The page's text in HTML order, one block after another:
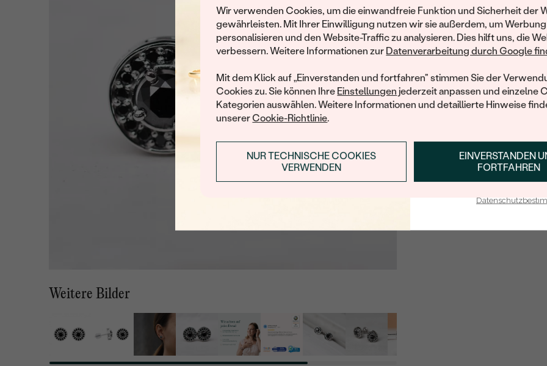
Wir verwenden Cookies, um die einwandfreie Funktion und Sicherheit der
gewährleisten. Mit Ihrer Einwilligung nutzen wir sie außerdem, um Werbung
personalisieren und den Website-Traffic zu analysieren. Dies hilft uns, die
verbessern. Weitere Informationen zur Datenverarbeitung durch Google
Mit dem Klick auf „Einverstanden und fortfahren" stimmen Sie der
Cookies zu. Sie können Ihre Einstellungen jederzeit anpassen und einzelne
Kategorien auswählen. Weitere Informationen und detaillierte Hinweise
unsererCookie-Richtlinie.
EINVERSTANDEN
FORTFAHREN
NUR TECHNISCHE COOKIES
VERWENDEN
Weitere Bilder
FARBE:
FORM:
SCHLIFF:
BEARBEITUNG:
TYP:
ANZAHL:
KARATGEWICHT:
ABMESSUNGEN:
Werden Sie Teil
und entdecken Sie die
gefertigten Schmucks
Ihren ersten
ANMELDEN &
E-Mail-Adresse je bei uns in